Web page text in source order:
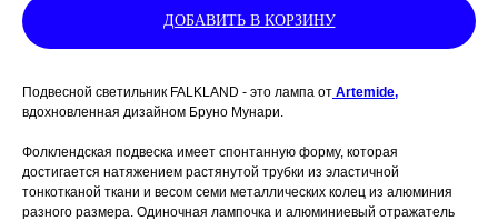
ДОБАВИТЬ В КОРЗИНУ
Подвесной светильник FALKLAND - это лампа от Artemide,
вдохновленная дизайном Бруно Мунари.
Фолклендская подвеска имеет спонтанную форму, которая
достигается натяжением растянутой трубки из эластичной
тонкотканой ткани и весом семи металлических колец из алюминия
разного размера. Одиночная лампочка и алюминиевый отражатель